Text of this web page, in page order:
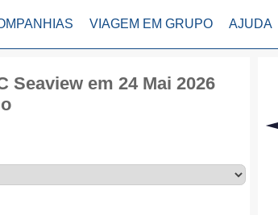
VIAGEM EM GRUPO AJUDA
Seaview em 24 Mai 2026